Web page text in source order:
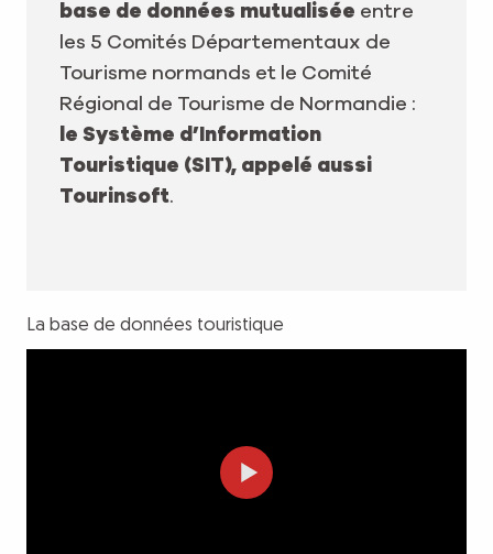
base de données mutualisée entre
les 5 Comités Départementaux de
Tourisme normands et le Comité
Régional de Tourisme de Normandie :
le Système d’Information
Touristique (SIT), appelé aussi
Tourinsoft.
La base de données touristique